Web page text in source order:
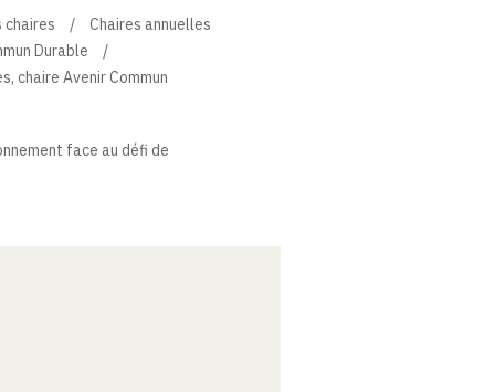
chaires
Chaires annuelles
Durable
chaire Avenir Commun
face au défi de